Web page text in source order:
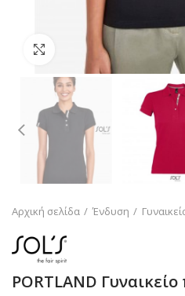
Click to enlarge
Αρχική σελίδα Ένδυση
PORTLAND